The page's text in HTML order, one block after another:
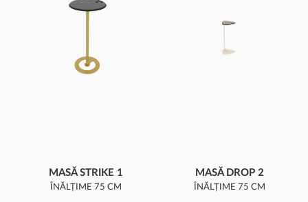
MASĂ STRIKE 1
ÎNĂLȚIME 75 CM
MASĂ DROP 2
ÎNĂLȚIME 75 CM